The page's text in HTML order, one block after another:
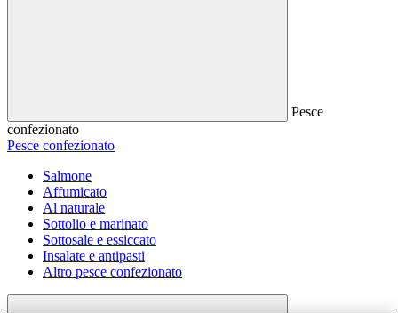
Pesce
confezionato
Pesce confezionato
Salmone
Affumicato
Al naturale
Sottolio e marinato
Sottosale e essiccato
Insalate e antipasti
Altro pesce confezionato